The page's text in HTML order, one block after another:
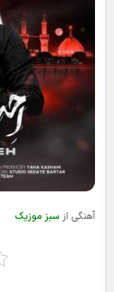
آهنگی از سبز موزیک